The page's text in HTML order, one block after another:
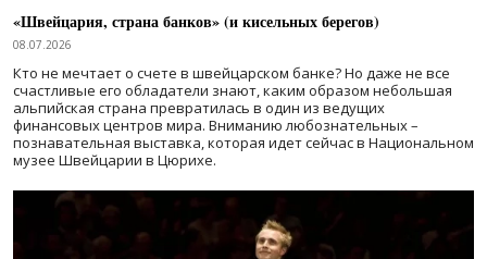
«Швейцария, страна банков» (и кисельных берегов)
08.07.2026
Кто не мечтает о счете в швейцарском банке? Но даже не все
счастливые его обладатели знают, каким образом небольшая
альпийская страна превратилась в один из ведущих
финансовых центров мира. Вниманию любознательных –
познавательная выставка, которая идет сейчас в Национальном
музее Швейцарии в Цюрихе.